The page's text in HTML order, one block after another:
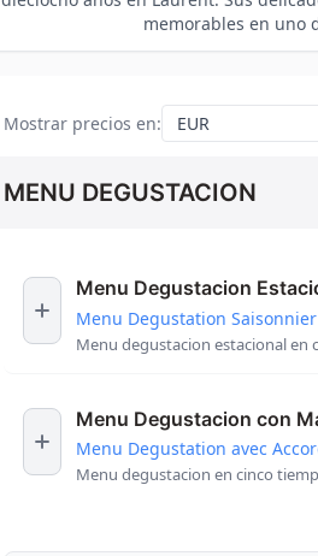
memorables en uno
Mostrar precios en:
MENU DEGUSTACION
Menu Degustacion
Menu Degustation
Menu degustacion estacional en
Menu Degustacion con
Menu Degustation avec
Menu degustacion en cinco